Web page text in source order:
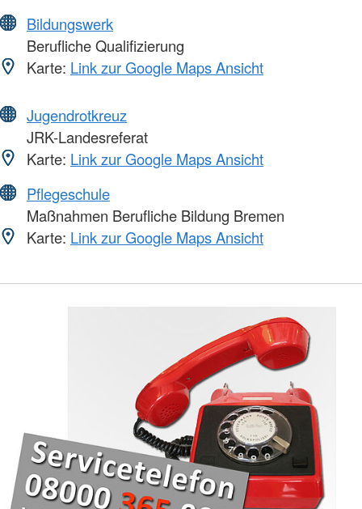
Bildungswerk
Berufliche Qualifizierung
Karte: Link zur Google Maps Ansicht
Jugendrotkreuz
JRK-Landesreferat
Karte: Link zur Google Maps Ansicht
Pflegeschule
Maßnahmen Berufliche Bildung Bremen
Karte: Link zur Google Maps Ansicht